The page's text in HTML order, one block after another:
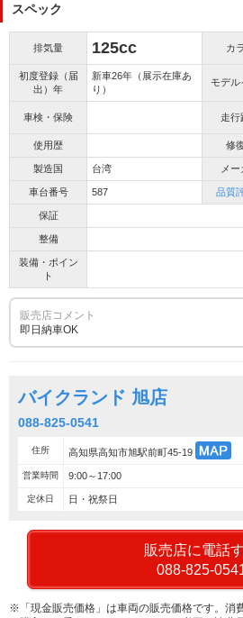
スペック
排気量 125cc カ
初度登録（届
出）年
新車26年（展示在庫あ
り）
モデル
車検・保険 走行
使用歴 修
製造国 台湾 メー
車台番号 587 品質
保証
整備
装備・ポイン
ト
販売店コメント
即日納車OK
バイクランド 旭店
088-825-0541
住所 高知県高知市旭駅前町45-19
営業時間 9:00～17:00
定休日 日・祝祭日
販売店に電話
088-825-
※「現金販売価格」は車両の販売価格です。消